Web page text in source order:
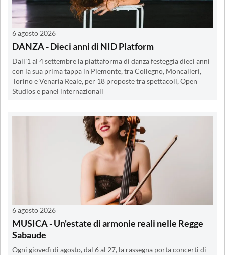
6 agosto 2026
DANZA - Dieci anni di NID Platform
Dall'1 al 4 settembre la piattaforma di danza festeggia dieci anni
con la sua prima tappa in Piemonte, tra Collegno, Moncalieri,
Torino e Venaria Reale, per 18 proposte tra spettacoli, Open
Studios e panel internazionali
6 agosto 2026
MUSICA - Un'estate di armonie reali nelle Regge
Sabaude
Ogni giovedì di agosto, dal 6 al 27, la rassegna porta concerti di